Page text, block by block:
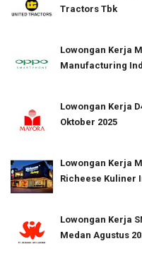
Tractors Tbk
Lowongan Kerja
Manufacturing
Lowongan Kerja
Oktober 2025
Lowongan Kerja
Richeese Kuliner
Lowongan Kerja
Medan Agustus